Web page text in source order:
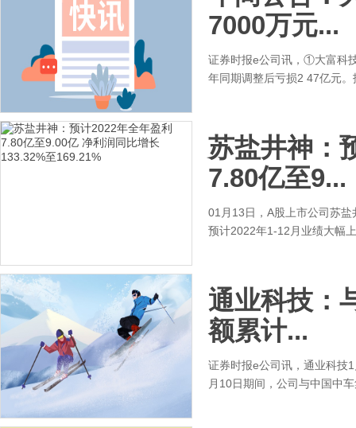
7000万元...
证券时报e公司讯，①大富科
年同期调整后亏损2 47亿元
苏盐井神：
7.80亿至9...
01月13日，A股上市公司苏
预计2022年1-12月业绩大幅
通业科技：
额累计...
证券时报e公司讯，通业科技
月10日期间，公司与中国中